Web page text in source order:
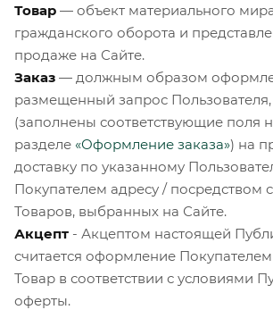
Товар — объект материального
гражданского оборота и
продаже на Сайте.
Заказ — должным образом
размещенный запрос
(заполнены соответствующие поля
разделе «Оформление заказа») на
доставку по указанному
Покупателем адресу / посредством
Товаров, выбранных на Сайте.
Акцепт - Акцептом настоящей
считается оформление Покупателем
Товар в соответствии с условиями
оферты.